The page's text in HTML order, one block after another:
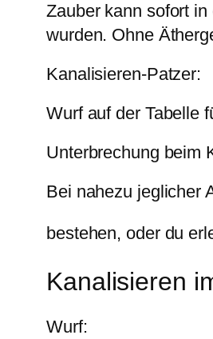
Zauber kann sofort
wurden. Ohne
Kanalisieren-Patzer:
Wurf auf der Tabelle
Unterbrechung beim
Bei nahezu jeglicher
bestehen, oder du
Kanalisieren
Wurf: